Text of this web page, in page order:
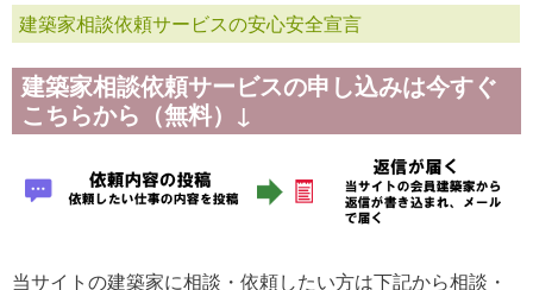
建築家相談依頼サービスの安心安全宣言
建築家相談依頼サービスの申し込みは今すぐ
こちらから（無料）↓
当サイトの建築家に相談・依頼したい方は下記から相談・